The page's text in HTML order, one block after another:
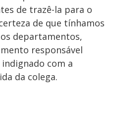
de trazê-la para o
de que tínhamos
departamentos,
responsável
com a
da colega.